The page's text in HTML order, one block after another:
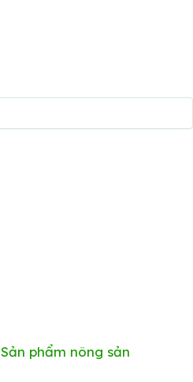
Sản phẩm nông sản